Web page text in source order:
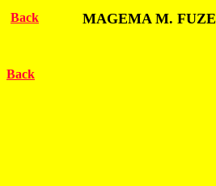
Back MAGEMA M. FUZE
Back